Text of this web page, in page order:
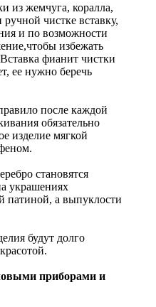
из жемчуга, коралла,
ручной чистке вставку,
и по возможности
избежать
фианит чистки
ее нужно беречь
после каждой
обязательно
изделие мягкой
становятся
украшениях
патиной, а выпуклости
будут долго
приборами и